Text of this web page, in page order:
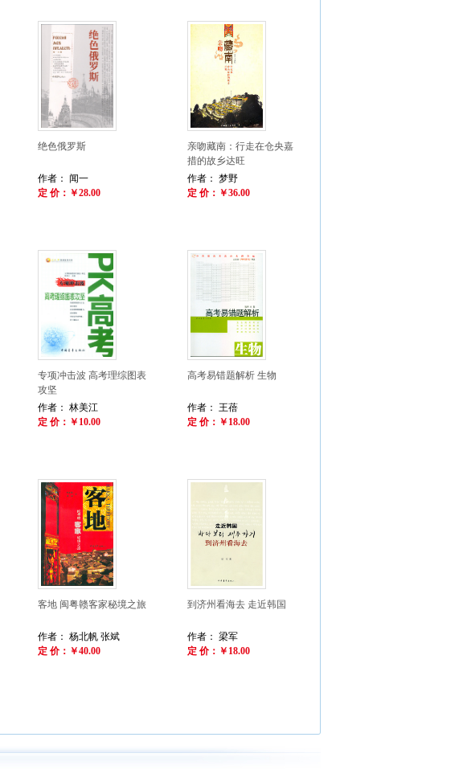
绝色俄罗斯
作者： 闻一
定 价：￥28.00
亲吻藏南：行走在仓央嘉
措的故乡达旺
作者： 梦野
定 价：￥36.00
专项冲击波 高考理综图表
攻坚
作者： 林美江
定 价：￥10.00
高考易错题解析 生物
作者： 王蓓
定 价：￥18.00
客地 闽粤赣客家秘境之旅
作者： 杨北帆 张斌
定 价：￥40.00
到济州看海去 走近韩国
作者： 梁军
定 价：￥18.00